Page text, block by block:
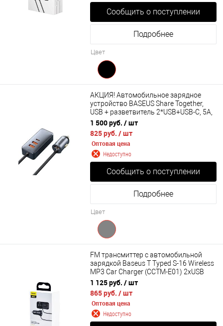
Сообщить о поступлении
Подробнее
Цвет
АКЦИЯ! Автомобильное зарядное
устройство BASEUS Share Together,
USB + разветвитель 2*USB+USB-C, 5A,
120W (CCBT-B0G)
1 500 руб. / шт
825 руб. / шт
Оптовая цена
Недоступно
Сообщить о поступлении
Подробнее
Цвет
FM трансмиттер c автомобильной
зарядкой Baseus T Typed S-16 Wireless
MP3 Car Charger (CCTM-E01) 2xUSB
1 125 руб. / шт
865 руб. / шт
Оптовая цена
Недоступно